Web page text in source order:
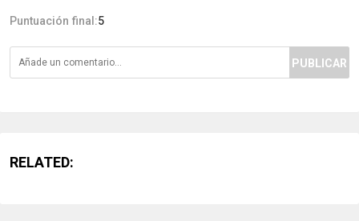
Puntuación final:5
PUBLICAR
RELATED: